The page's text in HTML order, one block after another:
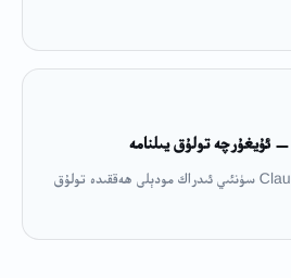
Anthropic شىركىتى ۋە Claude سۈنئىي ئىدراك مودېلى ھەققىدە تولۇق